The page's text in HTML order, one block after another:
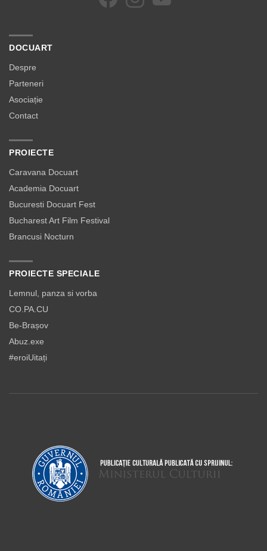
DOCUART
Despre
Parteneri
Asociație
Contact
PROIECTE
Caravana Docuart
Academia Docuart
Bucuresti Docuart Fest
Bucharest Art Film Festival
Brancusi Nocturn
PROIECTE SPECIALE
Lemnul, panza si vorba
CO.PA.CU
Be-Brașov
Abuz.exe
#eroiUitați